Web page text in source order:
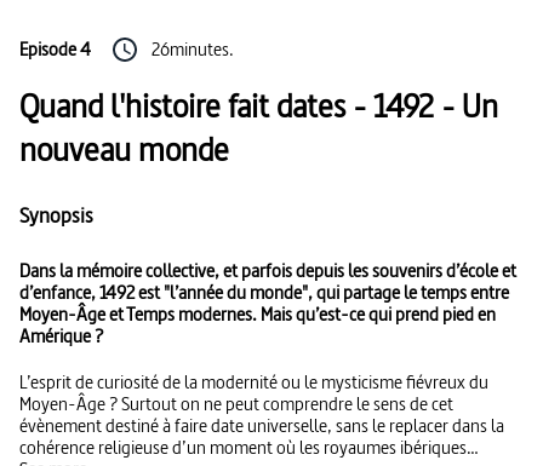
Episode 4 26minutes.
Quand l'histoire fait dates - 1492 - Un
nouveau monde
Synopsis
Dans la mémoire collective, et parfois depuis les souvenirs d’école et
d’enfance, 1492 est "l’année du monde", qui partage le temps entre
Moyen-Âge et Temps modernes. Mais qu’est-ce qui prend pied en
Amérique ?
L’esprit de curiosité de la modernité ou le mysticisme fiévreux du
Moyen-Âge ? Surtout on ne peut comprendre le sens de cet
évènement destiné à faire date universelle, sans le replacer dans la
cohérence religieuse d’un moment où les royaumes ibériques